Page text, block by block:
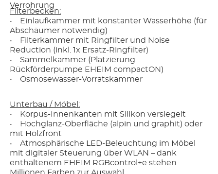
Verrohrung
Filterbecken:
• Einlaufkammer mit konstanter Wasserhöhe (für
Abschäumer notwendig)
• Filterkammer mit Ringfilter und Noise
Reduction (inkl. 1x Ersatz-Ringfilter)
• Sammelkammer (Platzierung
Rückförderpumpe EHEIM compactON)
• Osmosewasser-Vorratskammer
Unterbau / Möbel:
• Korpus-Innenkanten mit Silikon versiegelt
• Hochglanz-Oberfläche (alpin und graphit) oder
mit Holzfront
• Atmosphärische LED-Beleuchtung im Möbel
mit digitaler Steuerung über WLAN – dank
enthaltenem EHEIM RGBcontrol+e stehen